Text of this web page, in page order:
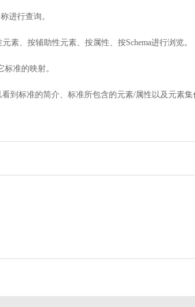
进行查询。
素、按辅助性元素、按属性、按Schema进行浏览。
准的映射。
到标准的简介、标准所包含的元素/属性以及元素集